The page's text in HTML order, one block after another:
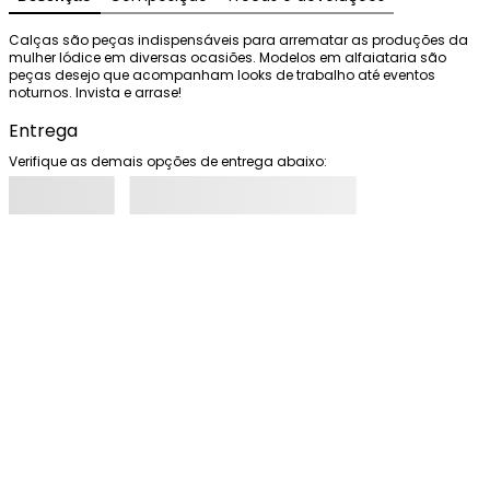
Calças são peças indispensáveis para arrematar as produções da
mulher Iódice em diversas ocasiões. Modelos em alfaiataria são
peças desejo que acompanham looks de trabalho até eventos
noturnos. Invista e arrase!
Entrega
Verifique as demais opções de entrega abaixo: